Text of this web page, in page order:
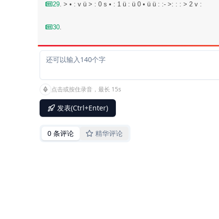
29 . > • : v ü > : 0 s • : 1 ü : ü 0 • ü ü : :- >: : : > 2 v :
30